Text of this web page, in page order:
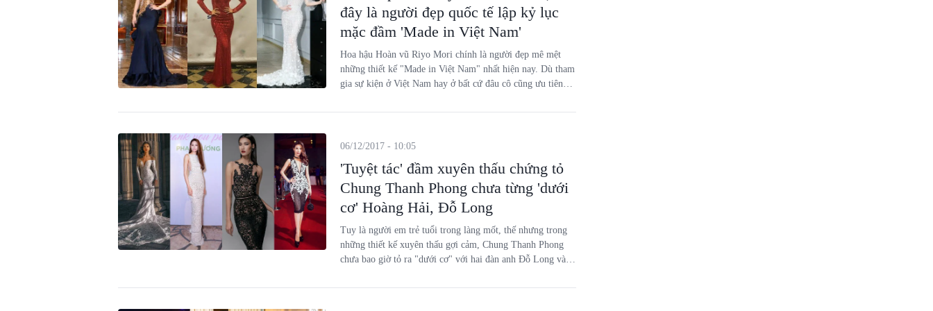
đây là người đẹp quốc tế lập kỷ lục
mặc đầm 'Made in Việt Nam'
Hoa hậu Hoàn vũ Riyo Mori chính là người đẹp mê mệt
những thiết kế "Made in Việt Nam" nhất hiện nay. Dù tham
gia sự kiện ở Việt Nam hay ở bất cứ đâu cô cũng ưu tiên
'Tuyệt tác' đầm xuyên thấu chứng tỏ
Chung Thanh Phong chưa từng 'dưới
cơ' Hoàng Hải, Đỗ Long
06/12/2017 - 10:05
Tuy là người em trẻ tuổi trong làng mốt, thế nhưng trong
những thiết kế xuyên thấu gợi cảm, Chung Thanh Phong
chưa bao giờ tỏ ra "dưới cơ" với hai đàn anh Đỗ Long và